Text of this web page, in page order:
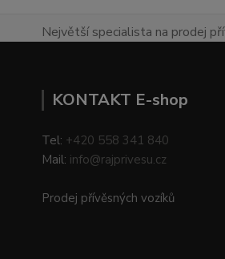
Největší specialista na prodej
KONTAKT E-shop
Tel: +420 558 341 840
Mail: info@rajprivesu.cz
Prodej přívěsných vozíků